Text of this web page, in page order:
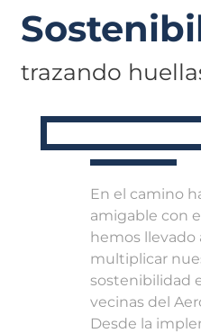
trazando
En el camino
amigable con
hemos llevado
multiplicar
sostenibilidad
vecinas del
Desde la